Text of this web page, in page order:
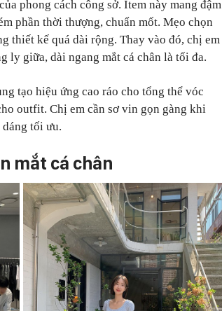
phong cách công sở. Item này mang đậm
phần thời thượng, chuẩn mốt. Mẹo chọn
thiết kế quá dài rộng. Thay vào đó, chị em
ly giữa, dài ngang mắt cá chân là tối đa.
tạo hiệu ứng cao ráo cho tổng thể vóc
outfit. Chị em cần sơ vin gọn gàng khi
tối ưu.
mắt cá chân